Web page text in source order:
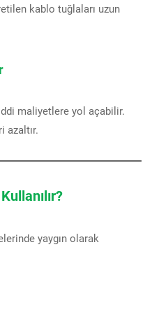
kablo tuğlaları uzun
maliyetlere yol açabilir.
azaltır.
yaygın olarak